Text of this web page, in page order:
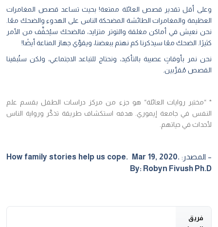
وعلى أقل تقدير قصص العائلة ممتعة! بحيث تساعد قصص المغامرات
العظيمة والمغامرات الطائشة المضحكة الناس على الهدوء والضحك معًا.
نحن نعيش في أماكن مغلقة والتوتر متزايد، فالضحك سيُخفِّف من الأمر
كثيرًا. الضحك معًا سيذكرنا كم نهتم ببعضنا، ويقوِّي جهاز المناعة أيضًا!
نحن نمر بأوقاتٍ عصيبة بالتأكيد، ونحتاج للتباعد الاجتماعي، ولكن ستُبقينا
القصص مُقرَّبين.
* “مختبر روايات العائلة“ هو جزء من مركز دراسات الطفل بقسم علم
النفس في جامعة إيموري. هدفه استكشاف طريقة تذكّر ورواية الناس
لأحداث في حياتهم.
– المصدر: How family stories help us cope. Mar 19, 2020.
By: Robyn Fivush Ph.D
فريق